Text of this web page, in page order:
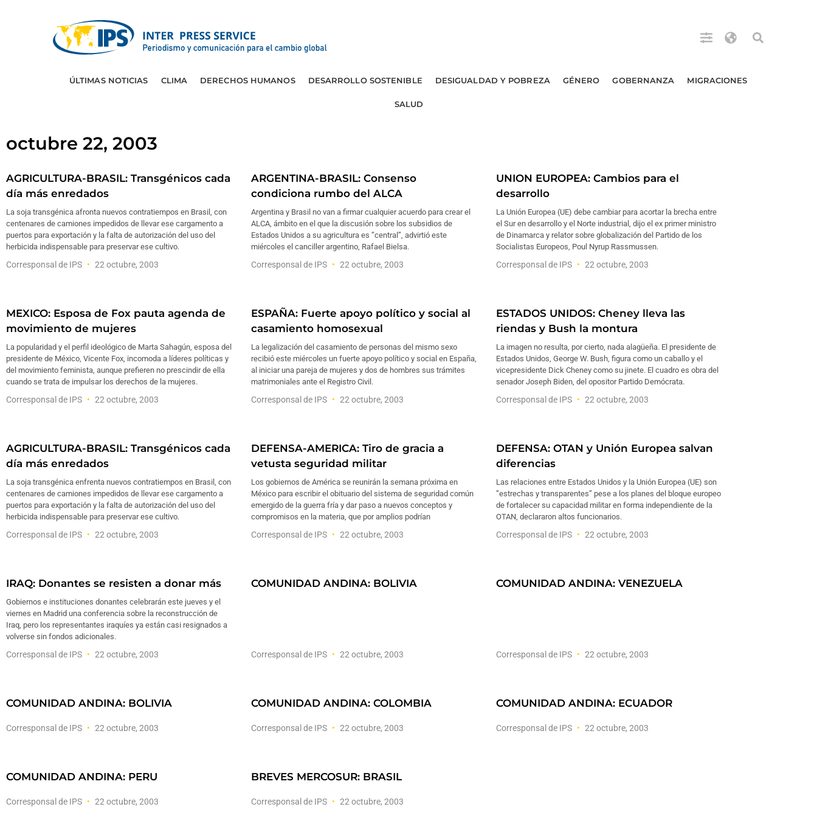
ÚLTIMAS NOTICIAS CLIMA DERECHOS HUMANOS DESARROLLO SOSTENIBLE DESIGUALDAD Y POBREZA GÉNERO GOBERNANZA MIGRACIONES
SALUD
octubre 22, 2003
AGRICULTURA-BRASIL: Transgénicos cada
día más enredados
La soja transgénica afronta nuevos contratiempos en Brasil, con
centenares de camiones impedidos de llevar ese cargamento a
puertos para exportación y la falta de autorización del uso del
herbicida indispensable para preservar ese cultivo.
Corresponsal de IPS 22 octubre, 2003
ARGENTINA-BRASIL: Consenso
condiciona rumbo del ALCA
Argentina y Brasil no van a firmar cualquier acuerdo para crear el
ALCA, ámbito en el que la discusión sobre los subsidios de
Estados Unidos a su agricultura es ”central”, advirtió este
miércoles el canciller argentino, Rafael Bielsa.
Corresponsal de IPS 22 octubre, 2003
UNION EUROPEA: Cambios para el
desarrollo
La Unión Europea (UE) debe cambiar para acortar la brecha entre
el Sur en desarrollo y el Norte industrial, dijo el ex primer ministro
de Dinamarca y relator sobre globalización del Partido de los
Socialistas Europeos, Poul Nyrup Rassmussen.
Corresponsal de IPS 22 octubre, 2003
MEXICO: Esposa de Fox pauta agenda de
movimiento de mujeres
La popularidad y el perfil ideológico de Marta Sahagún, esposa del
presidente de México, Vicente Fox, incomoda a líderes políticas y
del movimiento feminista, aunque prefieren no prescindir de ella
cuando se trata de impulsar los derechos de la mujeres.
Corresponsal de IPS 22 octubre, 2003
ESPAÑA: Fuerte apoyo político y social al
casamiento homosexual
La legalización del casamiento de personas del mismo sexo
recibió este miércoles un fuerte apoyo político y social en España,
al iniciar una pareja de mujeres y dos de hombres sus trámites
matrimoniales ante el Registro Civil.
Corresponsal de IPS 22 octubre, 2003
ESTADOS UNIDOS: Cheney lleva las
riendas y Bush la montura
La imagen no resulta, por cierto, nada alagüeña. El presidente de
Estados Unidos, George W. Bush, figura como un caballo y el
vicepresidente Dick Cheney como su jinete. El cuadro es obra del
senador Joseph Biden, del opositor Partido Demócrata.
Corresponsal de IPS 22 octubre, 2003
AGRICULTURA-BRASIL: Transgénicos cada
día más enredados
La soja transgénica enfrenta nuevos contratiempos en Brasil, con
centenares de camiones impedidos de llevar ese cargamento a
puertos para exportación y la falta de autorización del uso del
herbicida indispensable para preservar ese cultivo.
Corresponsal de IPS 22 octubre, 2003
DEFENSA-AMERICA: Tiro de gracia a
vetusta seguridad militar
Los gobiernos de América se reunirán la semana próxima en
México para escribir el obituario del sistema de seguridad común
emergido de la guerra fría y dar paso a nuevos conceptos y
compromisos en la materia, que por amplios podrían
Corresponsal de IPS 22 octubre, 2003
DEFENSA: OTAN y Unión Europea salvan
diferencias
Las relaciones entre Estados Unidos y la Unión Europea (UE) son
”estrechas y transparentes” pese a los planes del bloque europeo
de fortalecer su capacidad militar en forma independiente de la
OTAN, declararon altos funcionarios.
Corresponsal de IPS 22 octubre, 2003
IRAQ: Donantes se resisten a donar más
Gobiernos e instituciones donantes celebrarán este jueves y el
viernes en Madrid una conferencia sobre la reconstrucción de
Iraq, pero los representantes iraquíes ya están casi resignados a
volverse sin fondos adicionales.
Corresponsal de IPS 22 octubre, 2003
COMUNIDAD ANDINA: BOLIVIA
Corresponsal de IPS 22 octubre, 2003
COMUNIDAD ANDINA: VENEZUELA
Corresponsal de IPS 22 octubre, 2003
COMUNIDAD ANDINA: BOLIVIA
Corresponsal de IPS 22 octubre, 2003
COMUNIDAD ANDINA: COLOMBIA
Corresponsal de IPS 22 octubre, 2003
COMUNIDAD ANDINA: ECUADOR
Corresponsal de IPS 22 octubre, 2003
COMUNIDAD ANDINA: PERU
Corresponsal de IPS 22 octubre, 2003
BREVES MERCOSUR: BRASIL
Corresponsal de IPS 22 octubre, 2003